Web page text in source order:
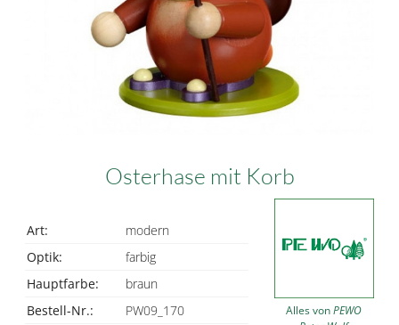
Osterhase mit Korb
Art:
modern
Optik:
farbig
Hauptfarbe:
braun
Bestell-Nr.:
PW09_170 Alles vonPEWO